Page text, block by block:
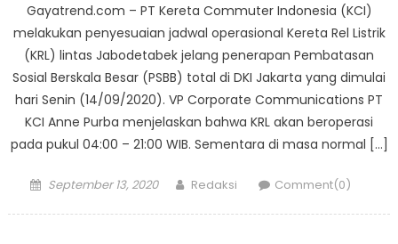
Gayatrend.com – PT Kereta Commuter Indonesia (KCI)
melakukan penyesuaian jadwal operasional Kereta Rel Listrik
(KRL) lintas Jabodetabek jelang penerapan Pembatasan
Sosial Berskala Besar (PSBB) total di DKI Jakarta yang dimulai
hari Senin (14/09/2020). VP Corporate Communications PT
KCI Anne Purba menjelaskan bahwa KRL akan beroperasi
pada pukul 04:00 – 21:00 WIB. Sementara di masa normal […]
Posted
September 13, 2020 Author
Redaksi Comment(0)